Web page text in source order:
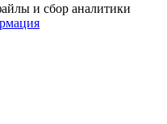
и сбор аналитики